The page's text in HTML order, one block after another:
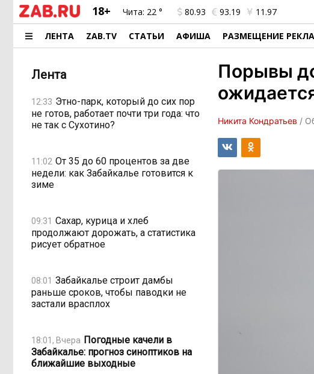
18+ Чита: 22 ° 80.93 93.19 11.97
ЛЕНТА ZAB.TV СТАТЬИ АФИША РАЗМЕЩЕНИЕ
Лента
12:33 Этно-парк, который до сих пор
не готов, работает почти три года: что
не так с Сухотино?
11:02 От 35 до 60 процентов за две
недели: как Забайкалье готовится к
зиме
09:31 Сахар, курица и хлеб
продолжают дорожать, а статистика
рисует обратное
08:01 Забайкалье строит дамбы
раньше сроков, чтобы паводки не
застали врасплох
18:01, Вчера Погодные качели в
Забайкалье: прогноз синоптиков на
ближайшие выходные
Порывы
Никита Кондратьев /